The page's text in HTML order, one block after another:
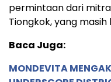
permintaan dari
Tiongkok, yang masih
Baca Juga:
MONDEVITA